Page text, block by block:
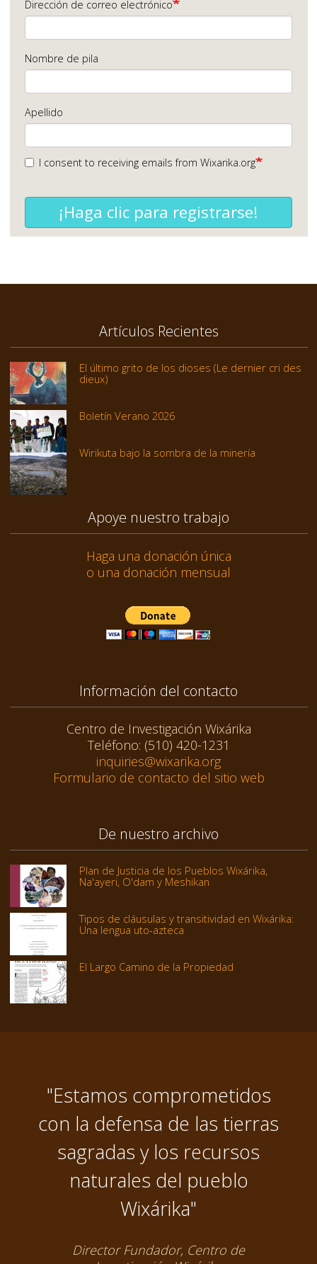
Dirección de correo electrónico
Nombre de pila
Apellido
I consent to receiving emails from Wixarika.org
¡Haga clic para registrarse!
Artículos Recientes
El último grito de los dioses (Le dernier cri des
dieux)
Boletín Verano 2026
Wirikuta bajo la sombra de la minería
Apoye nuestro trabajo
Haga una donación única
o una donación mensual
Información del contacto
Centro de Investigación Wixárika
Teléfono: (510) 420-1231
inquiries@wixarika.org
Formulario de contacto del sitio web
De nuestro archivo
Plan de Justicia de los Pueblos Wixárika,
Na'ayeri, O'dam y Meshikan
Tipos de cláusulas y transitividad en Wixárika:
Una lengua uto-azteca
El Largo Camino de la Propiedad
"Estamos comprometidos
con la defensa de las tierras
sagradas y los recursos
naturales del pueblo
Wixárika"
Director Fundador, Centro de